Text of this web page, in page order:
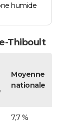
humide
Thiboult
Moyenne
nationale
7,7 %